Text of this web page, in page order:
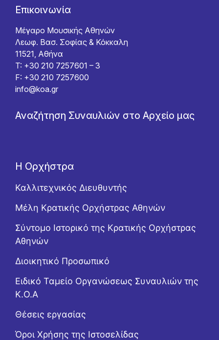
Επικοινωνία
Μέγαρο Μουσικής Αθηνών
Λεωφ. Βασ. Σοφίας & Κόκκαλη
11521, Αθήνα
T: +30 210 7257601 – 3
F: +30 210 7257600
info@koa.gr
Αναζήτηση Συναυλιών στο Αρχείο μας
Η Ορχήστρα
Καλλιτεχνικός Διευθυντής
Μέλη Κρατικής Ορχήστρας Αθηνών
Σύντομο Ιστορικό της Κρατικής Ορχήστρας
Αθηνών
Διοικητικό Προσωπικό
Ειδικό Ταμείο Οργανώσεως Συναυλιών της
Κ.Ο.Α
Θέσεις εργασίας
Όροι Χρήσης της Ιστοσελίδας